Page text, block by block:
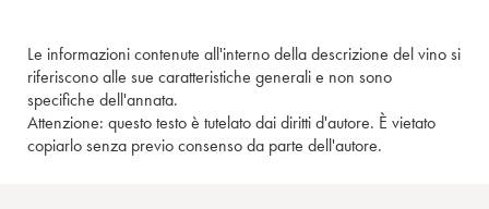
Le informazioni contenute all'interno della descrizione del vino si
riferiscono alle sue caratteristiche generali e non sono
specifiche dell'annata.
Attenzione: questo testo è tutelato dai diritti d'autore. È vietato
copiarlo senza previo consenso da parte dell'autore.